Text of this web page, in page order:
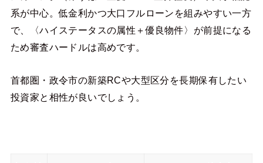
系が中心。低金利かつ大口フルローンを組みやすい一方
で、〈ハイステータスの属性＋優良物件〉が前提になる
ため審査ハードルは高めです。
首都圏・政令市の新築RCや大型区分を長期保有したい
投資家と相性が良いでしょう。